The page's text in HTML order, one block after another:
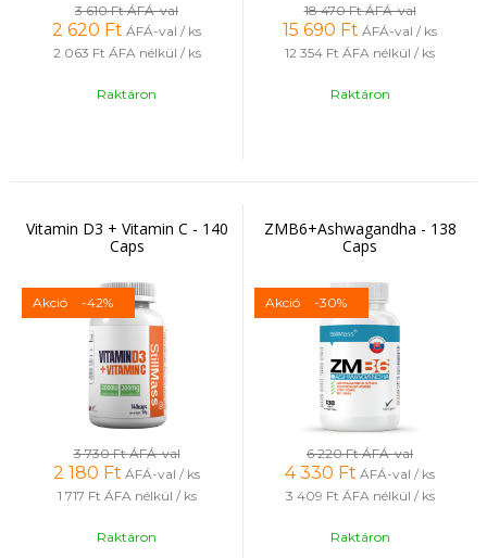
3 610 FtÁFÁ-val
2 620 Ft ÁFÁ-val / ks
2 063 Ft ÁFA nélkül / ks
Raktáron
18 470 FtÁFÁ-val
15 690 Ft ÁFÁ-val / ks
12 354 Ft ÁFA nélkül / ks
Raktáron
Vitamin D3 + Vitamin C - 140
Caps
Akció -42%
3 730 FtÁFÁ-val
2 180 Ft ÁFÁ-val / ks
1 717 Ft ÁFA nélkül / ks
Raktáron
ZMB6+Ashwagandha - 138
Caps
Akció -30%
6 220 FtÁFÁ-val
4 330 Ft ÁFÁ-val / ks
3 409 Ft ÁFA nélkül / ks
Raktáron